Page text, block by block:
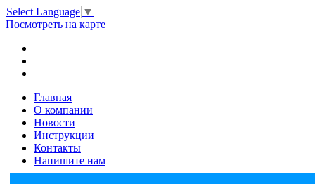
Select Language ▼
Посмотреть на карте
Главная
О компании
Новости
Инструкции
Контакты
Напишите нам